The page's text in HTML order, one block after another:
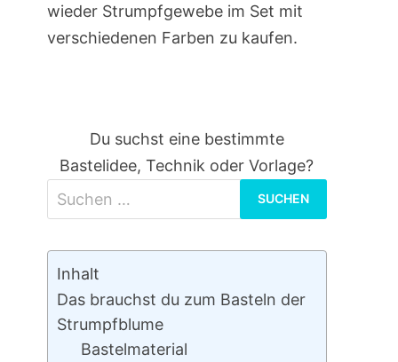
wieder Strumpfgewebe im Set mit
verschiedenen Farben zu kaufen.
Du suchst eine bestimmte
Bastelidee, Technik oder Vorlage?
nach:
Inhalt
Das brauchst du zum Basteln der
Strumpfblume
Bastelmaterial